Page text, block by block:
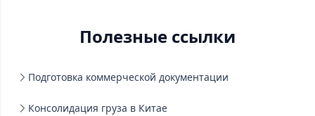
Полезные ссылки
Подготовка коммерческой документации
Консолидация груза в Китае